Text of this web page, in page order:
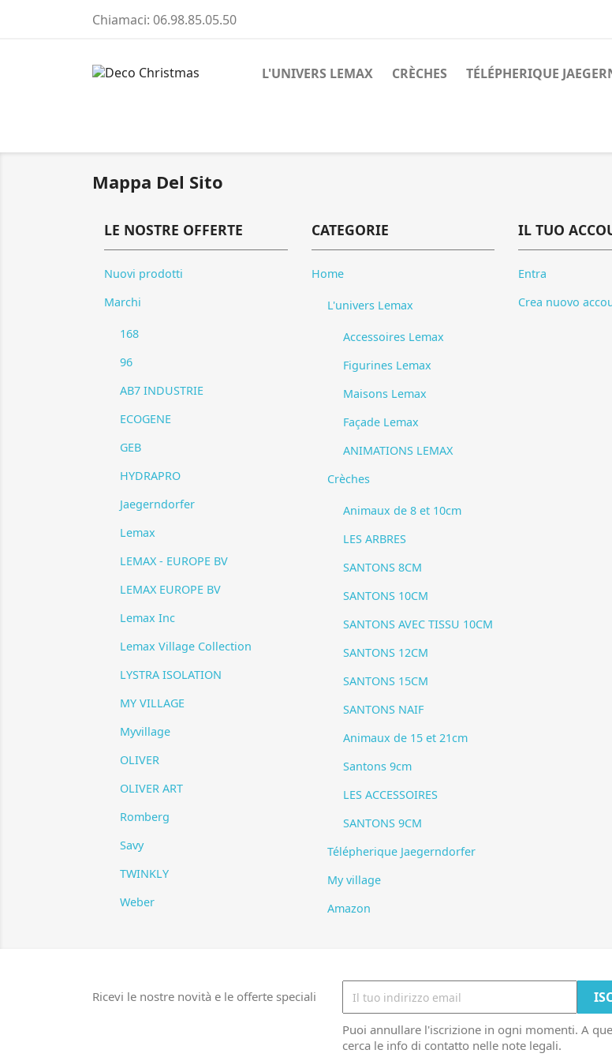
Chiamaci: 06.98.85.05.50
L'UNIVERS LEMAX CRÈCHES TÉLÉPHERIQUE
Mappa Del Sito
LE NOSTRE OFFERTE
Nuovi prodotti
Marchi
168
96
AB7 INDUSTRIE
ECOGENE
GEB
HYDRAPRO
Jaegerndorfer
Lemax
LEMAX - EUROPE BV
LEMAX EUROPE BV
Lemax Inc
Lemax Village Collection
LYSTRA ISOLATION
MY VILLAGE
Myvillage
OLIVER
OLIVER ART
Romberg
Savy
TWINKLY
Weber
CATEGORIE
Home
L'univers Lemax
Accessoires Lemax
Figurines Lemax
Maisons Lemax
Façade Lemax
ANIMATIONS LEMAX
Crèches
Animaux de 8 et 10cm
LES ARBRES
SANTONS 8CM
SANTONS 10CM
SANTONS AVEC TISSU 10CM
SANTONS 12CM
SANTONS 15CM
SANTONS NAIF
Animaux de 15 et 21cm
Santons 9cm
LES ACCESSOIRES
SANTONS 9CM
Télépherique Jaegerndorfer
My village
Amazon
IL TUO
Entra
Crea nuovo
Ricevi le nostre novità e le offerte speciali
Puoi annullare l'iscrizione in ogni momenti. A
cerca le info di contatto nelle note legali.